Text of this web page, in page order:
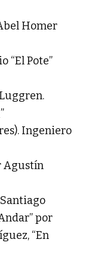
Homer
“El Pote”
Ingeniero
Agustín
por
“En